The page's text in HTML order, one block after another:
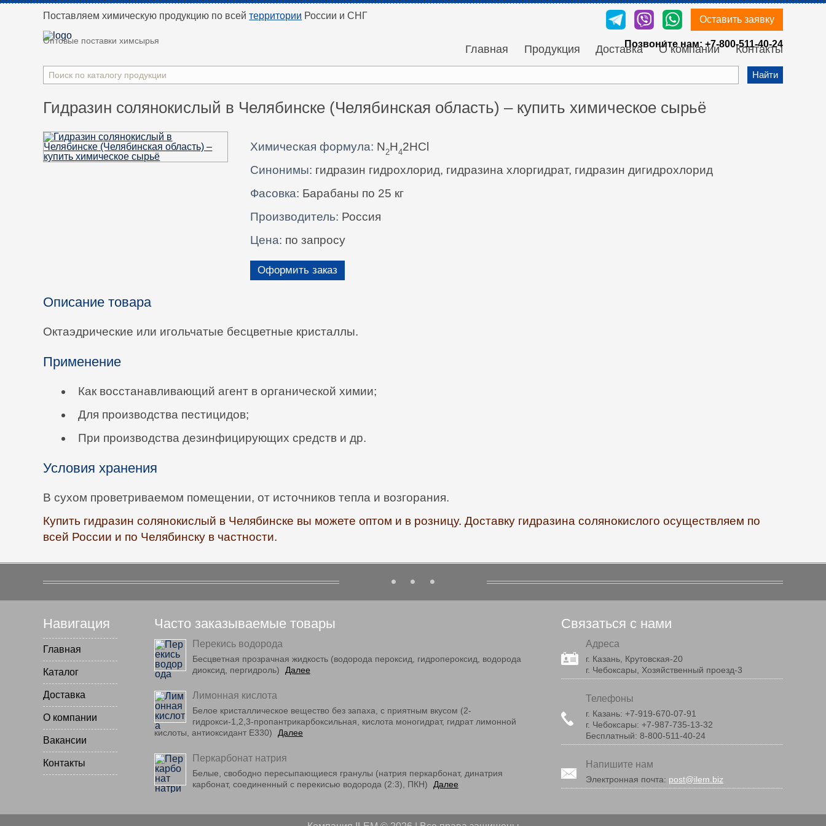
Поставляем химическую продукцию по всейтерритории России и СНГ Оставить заявку
Оптовые поставки химсырья Позвони́те нам: +7-800-511-40-24
Главная Продукция Доставка О компании Контакты
Найти
Гидразин солянокислый в Челябинске (Челябинская область) – купить химическое сырьё
Химическая формула: N2H42HCl
Синонимы: гидразин гидрохлорид, гидразина хлоргидрат, гидразин дигидрохлорид
Фасовка: Барабаны по 25 кг
Производитель: Россия
Цена: по запросу
Оформить заказ
Описание товара
Октаэдрические или игольчатые бесцветные кристаллы.
Применение
Как восстанавливающий агент в органической химии;
Для производства пестицидов;
При производства дезинфицирующих средств и др.
Условия хранения
В сухом проветриваемом помещении, от источников тепла и возгорания.
Купить гидразин солянокислый в Челябинске вы можете оптом и в розницу. Доставку гидразина солянокислого осуществляем по
всей России и по Челябинску в частности.
Навигация
Главная
Каталог
Доставка
О компании
Вакансии
Контакты
Часто заказываемые товары
Перекись водорода
Бесцветная прозрачная жидкость (водорода пероксид, гидропероксид, водорода
диоксид, пергидроль)
Далее
Лимонная кислота
Белое кристаллическое вещество без запаха, с приятным вкусом (2-
гидрокси-1,2,3-пропантрикарбоксильная, кислота моногидрат, гидрат лимонной
кислоты, антиоксидант E330)
Далее
Перкарбонат натрия
Белые, свободно пересыпающиеся гранулы (натрия перкарбонат, динатрия
карбонат, соединенный с перекисью водорода (2:3), ПКН)
Далее
Связаться с нами
Адреса
г. Казань, Крутовская-20
г. Чебоксары, Хозяйственный проезд-3
Телефоны
г. Казань: +7-919-670-07-91
г. Чебоксары: +7-987-735-13-32
Бесплатный: 8-800-511-40-24
Напишите нам
Электронная почта: post@ilem.biz